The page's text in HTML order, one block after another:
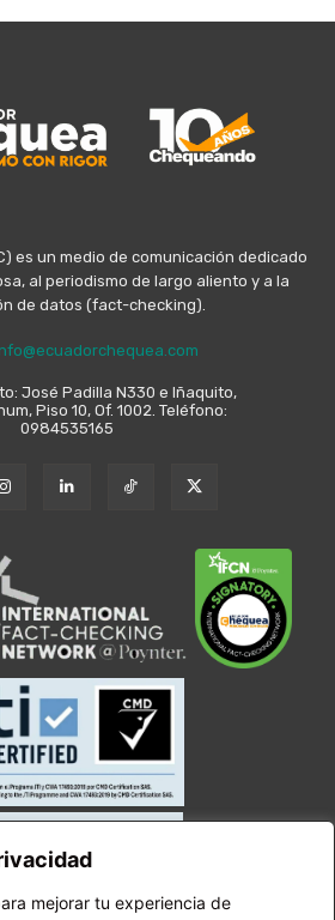
mejorar tu experiencia de
es un medio de comunicación dedicado
al periodismo de largo aliento y a la
de datos (fact-checking).
José Padilla N330 e Iñaquito,
Piso 10, Of. 1002. Teléfono:
0984535165